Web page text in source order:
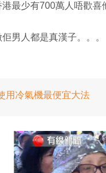
最少有700萬人唔歡喜
男人都是真漢子。。。
用冷氣機最便宜大法